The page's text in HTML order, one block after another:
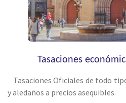
Tasaciones
Tasaciones Oficiales de todo
y aledaños a precios asequibles.